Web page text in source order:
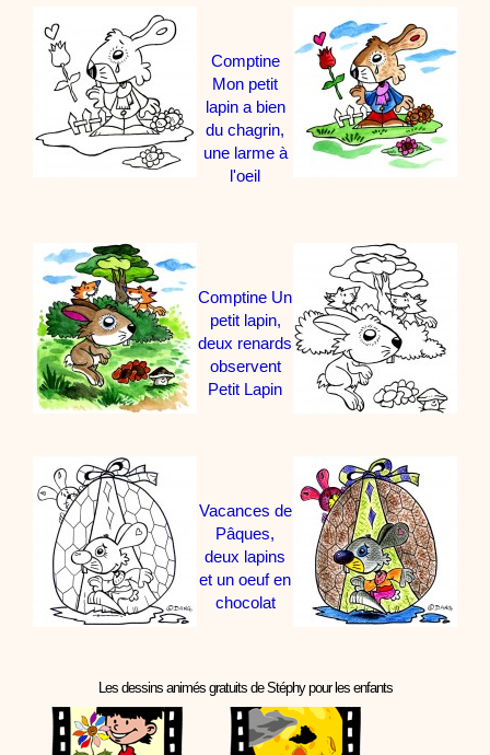
Comptine
Mon petit
lapin a bien
du chagrin,
une larme à
l'oeil
Comptine Un
petit lapin,
deux renards
observent
Petit Lapin
Vacances de
Pâques,
deux lapins
et un oeuf en
chocolat
Les dessins animés gratuits de Stéphy pour les enfants